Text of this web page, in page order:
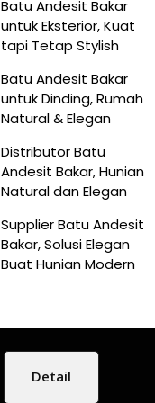
Batu Andesit Bakar
untuk Eksterior, Kuat
tapi Tetap Stylish
Batu Andesit Bakar
untuk Dinding, Rumah
Natural & Elegan
Distributor Batu
Andesit Bakar, Hunian
Natural dan Elegan
Supplier Batu Andesit
Bakar, Solusi Elegan
Buat Hunian Modern
Detail